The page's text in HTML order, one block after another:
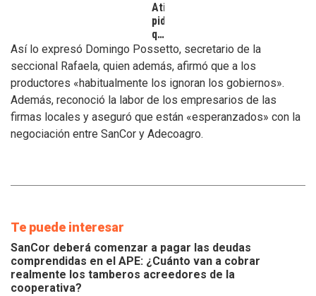
Atilra
pide
que
se
atiendan
inconvenientes
de
los
tamberos
Así lo expresó Domingo Possetto, secretario de la
seccional Rafaela, quien además, afirmó que a los
productores «habitualmente los ignoran los gobiernos».
Además, reconoció la labor de los empresarios de las
firmas locales y aseguró que están «esperanzados» con la
negociación entre SanCor y Adecoagro.
Te puede interesar
SanCor deberá comenzar a pagar las deudas
comprendidas en el APE: ¿Cuánto van a cobrar
realmente los tamberos acreedores de la
cooperativa?